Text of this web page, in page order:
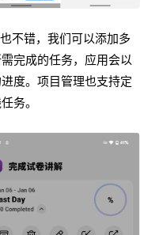
不错，我们可以添加多
完成的任务，应用会以
度。项目管理也支持定
务。